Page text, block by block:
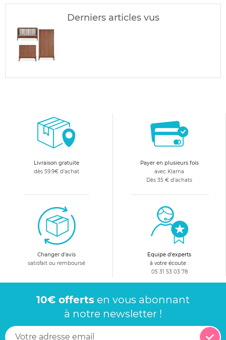
Derniers articles vus
Livraison gratuite
dès 59.9€ d'achat
Payer en plusieurs fois
avec Klarna
Dès 35 € d'achats
Changer d'avis
satisfait ou remboursé
Equipe d'experts
à votre écoute :
05 31 53 03 78
10€ offerts en vous abonnant
à notre newsletter !